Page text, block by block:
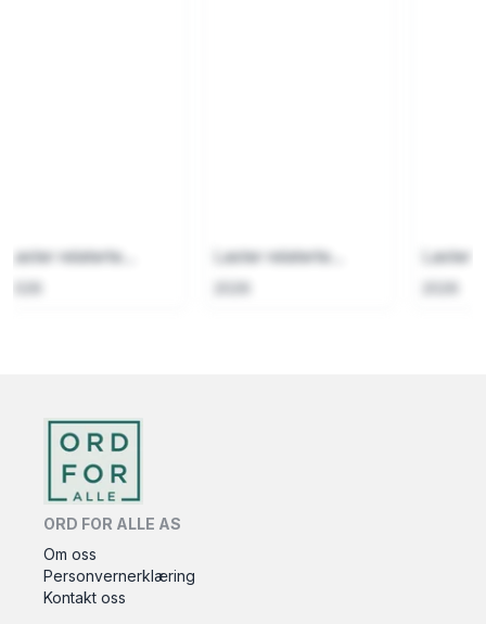
Laster relaterte... Laster relaterte... Laster
ORD FOR ALLE AS
Om oss
Personvernerklæring
Kontakt oss